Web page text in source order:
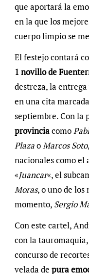
que aportará la
en la que los
cuerpo limpio se
El festejo contará
1 novillo de
destreza, la
en una cita
septiembre. Con la
provinciacomo
PlazaoMarcos Soto
nacionales como el
«Juancar«, el
Moras, o uno de los
momento, Sergio
Con este cartel,
con la
concurso de
velada de pura